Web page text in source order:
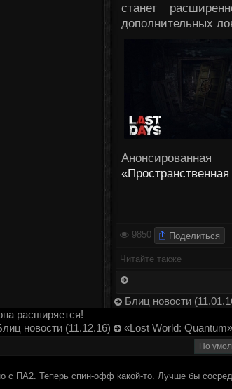
станет
дополнительных
9850 Поделиться
Читайте также
Блиц новости
расширяется!
новости (11.12.16) «Lost World:
с ПА2. Теперь спин-офф какой-то. Лучше бы